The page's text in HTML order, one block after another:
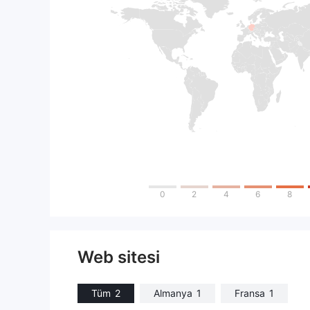
0 2 4 6 8
Web sitesi
Tüm 2 Almanya 1 Fransa 1